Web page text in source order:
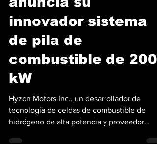
Hyzon Motors
anuncia su
innovador sistema
de pila de
combustible de 200
kW
Hyzon Motors Inc., un desarrollador de